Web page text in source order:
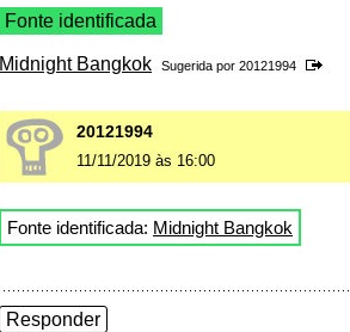
Fonte identificada
Midnight Bangkok Sugerida por 20121994
20121994
11/11/2019 às 16:00
Fonte identificada: Midnight Bangkok
Responder